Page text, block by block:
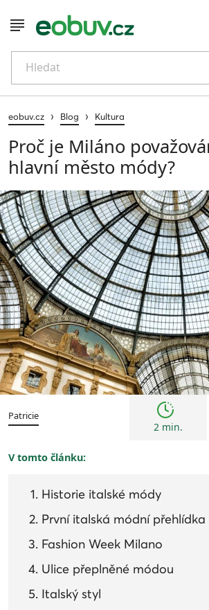
Hledat
eobuv.cz › Blog › Kultura
Proč je Miláno
hlavní město módy?
Patricie
2 min.
V tomto článku:
Historie italské módy
První italská módní přehlídka
Fashion Week Milano
Ulice přeplněné módou
Italský styl